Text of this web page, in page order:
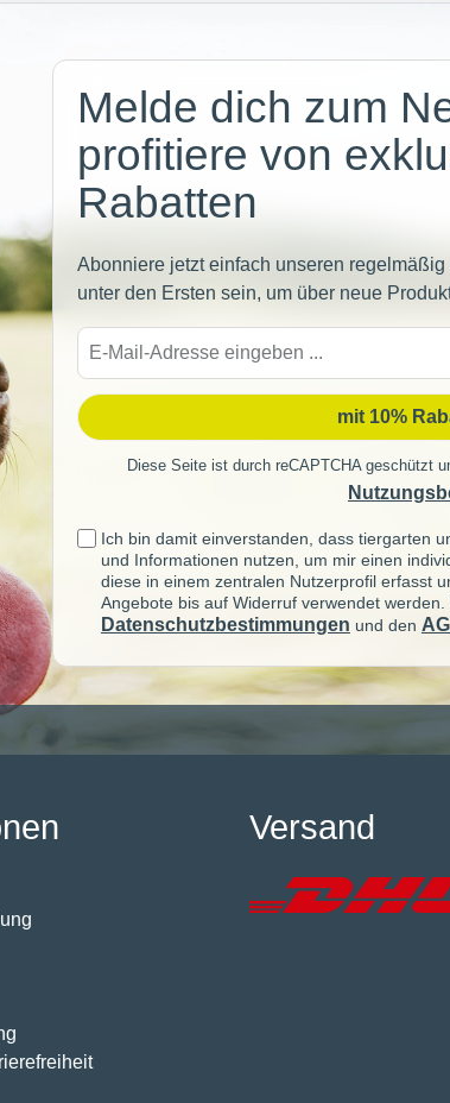
Melde dich zum
profitiere von
Rabatten
Abonniere jetzt einfach unseren
unter den Ersten sein, um über neue
mit 10%
Diese Seite ist durch reCAPTCHA geschützt
Ich bin damit einverstanden, dass tiergarten
und Informationen nutzen, um mir einen
diese in einem zentralen Nutzerprofil erfasst
Angebote bis auf Widerruf verwendet
Datenschutzbestimmungen und den
Versand